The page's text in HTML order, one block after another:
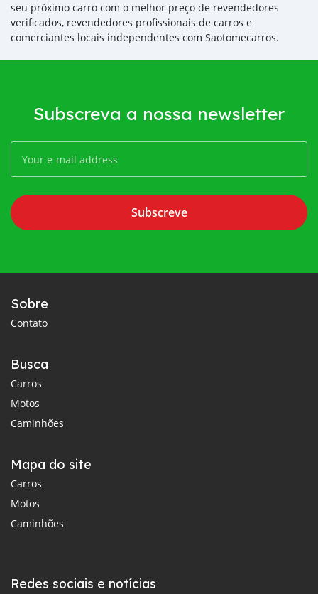
seu próximo carro com o melhor preço de revendedores
verificados, revendedores profissionais de carros e
comerciantes locais independentes com Saotomecarros.
Subscreva a nossa newsletter
Subscreve
Sobre
Contato
Busca
Carros
Motos
Caminhões
Mapa do site
Carros
Motos
Caminhões
Redes sociais e notícias